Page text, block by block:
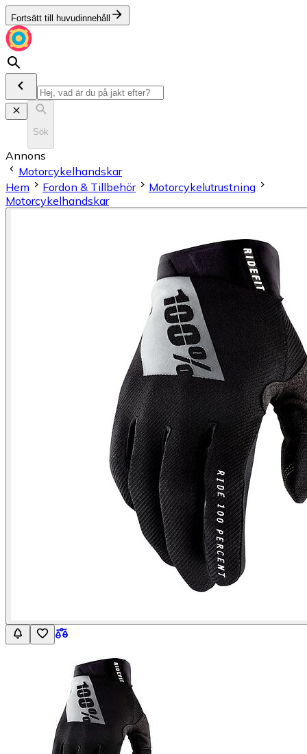
Fortsätt till huvudinnehåll
Sök
Annons
Motorcykelhandskar
Hem
Fordon & Tillbehör
Motorcykelutrustning
Motorcykelhandskar